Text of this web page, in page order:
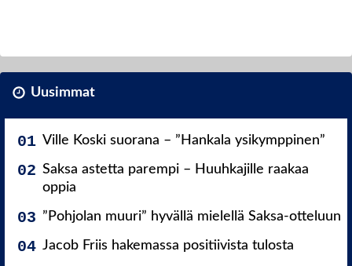
Uusimmat
Ville Koski suorana – ”Hankala ysikymppinen”
Saksa astetta parempi – Huuhkajille raakaa
oppia
”Pohjolan muuri” hyvällä mielellä Saksa-otteluun
Jacob Friis hakemassa positiivista tulosta